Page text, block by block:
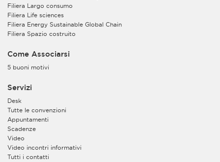
Filiera Largo consumo
Filiera Life sciences
Filiera Energy Sustainable Global Chain
Filiera Spazio costruito
Come Associarsi
5 buoni motivi
Servizi
Desk
Tutte le convenzioni
Appuntamenti
Scadenze
Video
Video incontri informativi
Tutti i contatti